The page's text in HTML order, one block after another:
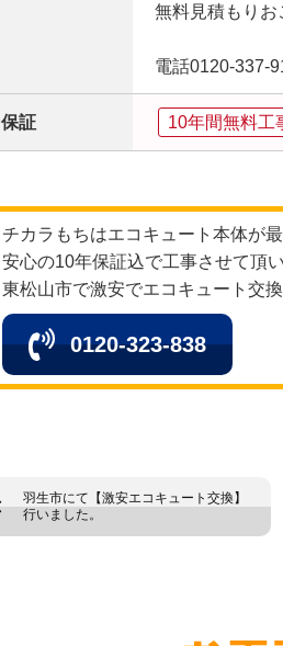
無料見積もりお
電話0120-337-
保証 10年間無料工
チカラもちはエコキュート本体が
安心の10年保証込で工事させて頂
東松山市で激安でエコキュート交
0120-323-838
羽生市にて【激安エコキュート交換】
行いました。